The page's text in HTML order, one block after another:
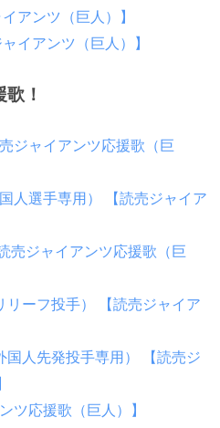
アンツ（巨人）】
イアンツ（巨人）】
！
ジャイアンツ応援歌（巨
人選手専用） 【読売ジャイア
売ジャイアンツ応援歌（巨
リーフ投手） 【読売ジャイア
国人先発投手専用） 【読売ジ
ツ応援歌（巨人）】